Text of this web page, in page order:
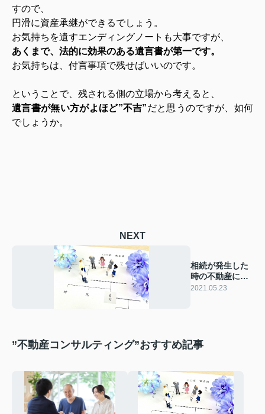
すので、
円滑に資産承継ができるでしょう。
お気持ちを遺すエンディングノートも大事ですが、
あくまで、法的に効果のある遺言書が第一です。
お気持ちは、付言事項で残せばいいのです。
ということで、残される側の立場から考えると、
遺言書が無い方がよほど”不吉”だと思うのですが、如何
でしょうか。
NEXT
相続が発生した
時の不動産につ
いて
2021.05.23
”不動産コンサルティング”おすすめ記事